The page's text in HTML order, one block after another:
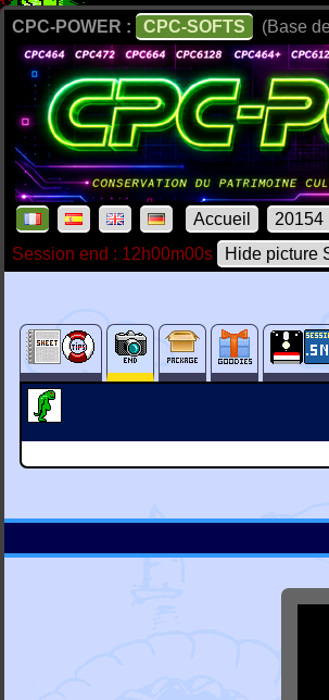
CPC-POWER : CPC-SOFTS (Base
Accueil 20154
Session end : 12h00m00s
Hide picture